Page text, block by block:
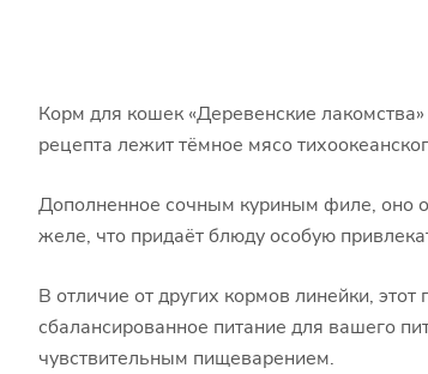
Корм для кошек «Деревенские
рецепта лежит тёмное мясо
Дополненное сочным куриным филе, оно
желе, что придаёт блюду особую
В отличие от других кормов линейки,
сбалансированное питание для вашего
чувствительным пищеварением.